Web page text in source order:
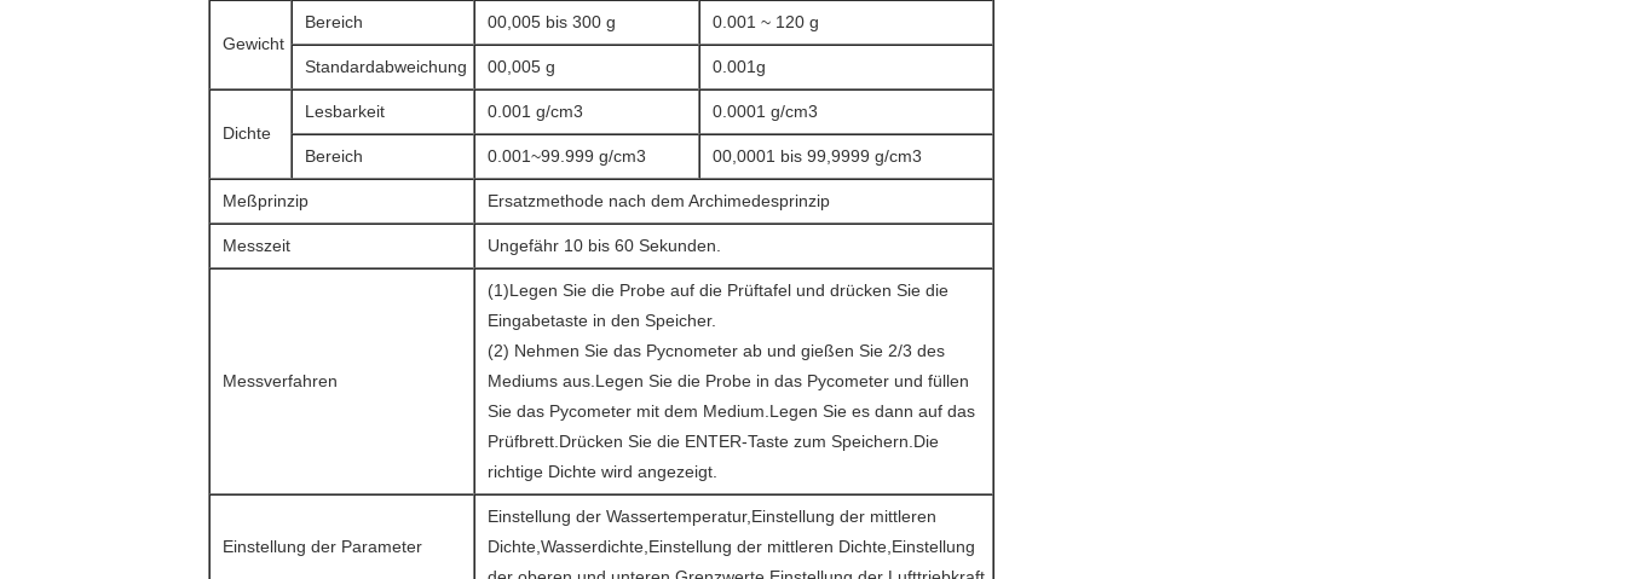
Gewicht
Bereich 00,005 bis 300 g 0.001 ~ 120 g
Standardabweichung 00,005 g 0.001g
Dichte
Lesbarkeit 0.001 g/cm3 0.0001 g/cm3
Bereich 0.001~99.999 g/cm3 00,0001 bis 99,9999 g/cm3
Meßprinzip Ersatzmethode nach dem Archimedesprinzip
Messzeit Ungefähr 10 bis 60 Sekunden.
Messverfahren
(1)Legen Sie die Probe auf die Prüftafel und drücken Sie die
Eingabetaste in den Speicher.
(2) Nehmen Sie das Pycnometer ab und gießen Sie 2/3 des
Mediums aus.Legen Sie die Probe in das Pycometer und füllen
Sie das Pycometer mit dem Medium.Legen Sie es dann auf das
Prüfbrett.Drücken Sie die ENTER-Taste zum Speichern.Die
richtige Dichte wird angezeigt.
Einstellung der Parameter
Einstellung der Wassertemperatur,Einstellung der mittleren
Dichte,Wasserdichte,Einstellung der mittleren Dichte,Einstellung